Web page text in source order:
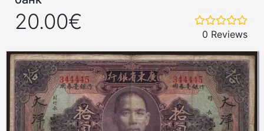
20.00€
0 Reviews